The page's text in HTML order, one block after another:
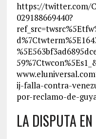
https://twitter.com/
029188669440?
ij-falla-contra-
por-reclamo-de-
LA DISPUTA